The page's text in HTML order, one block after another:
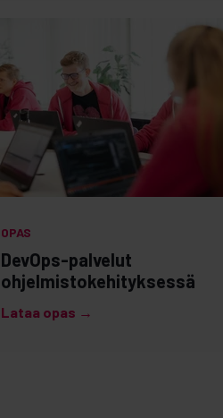
OPAS
DevOps-palvelut
ohjelmistokehityksessä
Lataa opas →